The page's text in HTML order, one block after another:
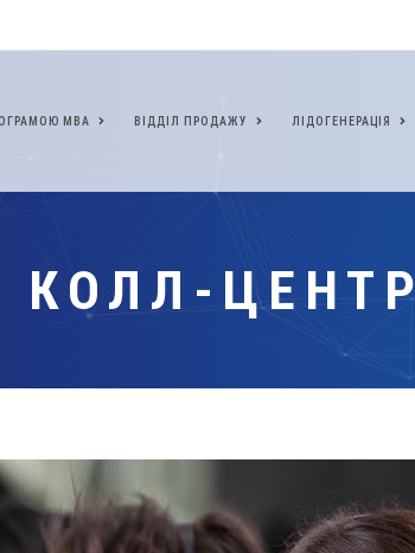
МВА ВІДДІЛ ПРОДАЖУ ЛІДОГЕНЕРАЦІЯ
КОЛЛ-ЦЕНТР